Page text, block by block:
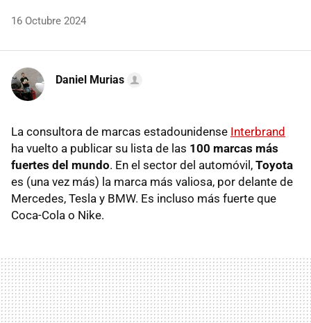
16 Octubre 2024
Daniel Murias
La consultora de marcas estadounidense Interbrand
ha vuelto a publicar su lista de las 100 marcas más
fuertes del mundo. En el sector del automóvil, Toyota
es (una vez más) la marca más valiosa, por delante de
Mercedes, Tesla y BMW. Es incluso más fuerte que
Coca-Cola o Nike.